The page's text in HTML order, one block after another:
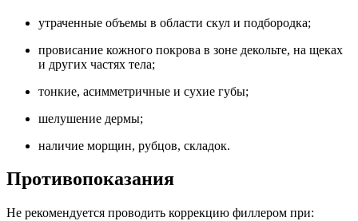
утраченные объемы в области скул и подбородка;
провисание кожного покрова в зоне декольте, на щеках
и других частях тела;
тонкие, асимметричные и сухие губы;
шелушение дермы;
наличие морщин, рубцов, складок.
Противопоказания
Не рекомендуется проводить коррекцию филлером при: